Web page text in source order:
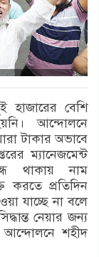
বেশি
আন্দোলনে
টাকার অভাবে
ম্যানেজমেন্ট
থাকায় নাম
করতে প্রতিদিন
যাচ্ছে না বলে
নেয়ার জন্য
আন্দোলনে শহীদ